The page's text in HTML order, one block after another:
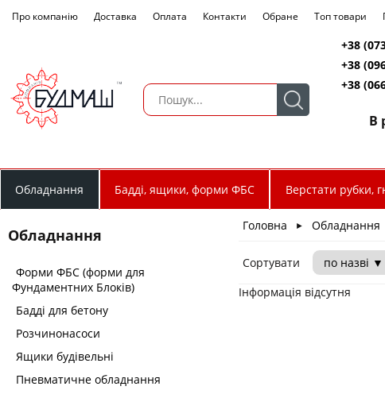
Про компанію Доставка Оплата Контакти Обране Топ товари
+38
+38
+38
В
Обладнання Бадді, ящики, форми ФБС Верстати рубки,
Обладнання
Форми ФБС (форми для
Фундаментних Блоків)
Бадді для бетону
Розчинонасоси
Ящики будівельні
Пневматичне обладнання
Головна ► Обладнання
Сортувати
Інформація відсутня